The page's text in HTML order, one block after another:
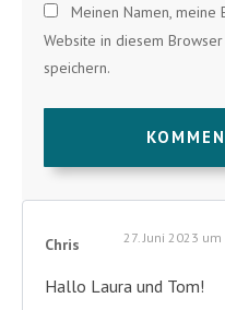
Meinen Namen, meine
Website in diesem
speichern.
Chris 27. Juni 2023
Hallo Laura und Tom!